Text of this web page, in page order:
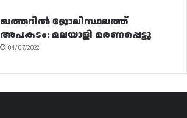
ഖത്തറിൽ ജോലിസ്ഥലത്ത്
അപകടം: മലയാളി മരണപ്പെട്ടു
04/07/2022